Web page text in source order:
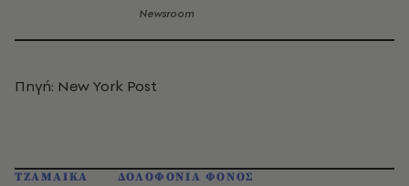
Newsroom
Πηγή: New York Post
ΤΖΑΜΑΙΚΑ ΔΟΛΟΦΟΝΙΑ ΦΟΝΟΣ